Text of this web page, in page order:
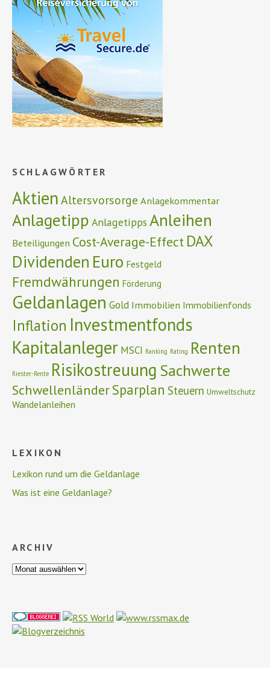
SCHLAGWÖRTER
Aktien Altersvorsorge Anlagekommentar
Anlagetipp Anlagetipps Anleihen
Beteiligungen Cost-Average-Effect DAX
Dividenden Euro Festgeld
Fremdwährungen Förderung
Geldanlagen Gold Immobilien Immobilienfonds
Inflation Investmentfonds
Kapitalanleger MSCI Ranking Rating Renten
Riester-Rente Risikostreuung Sachwerte
SchwellenländerSparplan Steuern Umweltschutz
Wandelanleihen
LEXIKON
Lexikon rund um die Geldanlage
Was ist eine Geldanlage?
ARCHIV